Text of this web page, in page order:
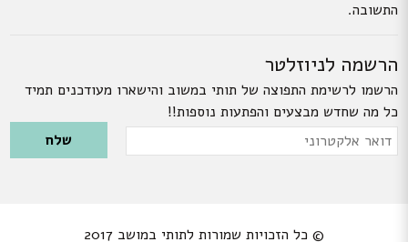
התשובה.
הרשמה לניוזלטר
הרשמו לרשימת התפוצה של תותי במשוב והישארו מעודכנים תמיד
כל מה שחדש מבצעים והפתעות נוספות!!
Please leave this field empty.
דואר
© כל הזכויות שמורות לתותי במושב 2017